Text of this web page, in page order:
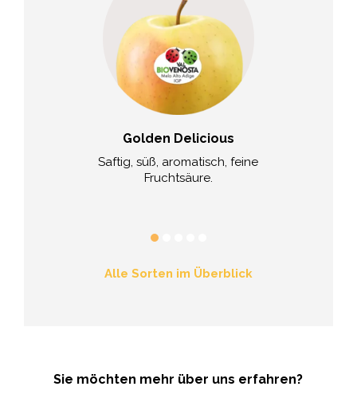
Golden Delicious
Saftig, süß, aromatisch, feine
Fruchtsäure.
Alle Sorten im Überblick
Sie möchten mehr über uns erfahren?